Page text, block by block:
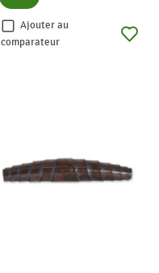
Ajouter au
comparateur